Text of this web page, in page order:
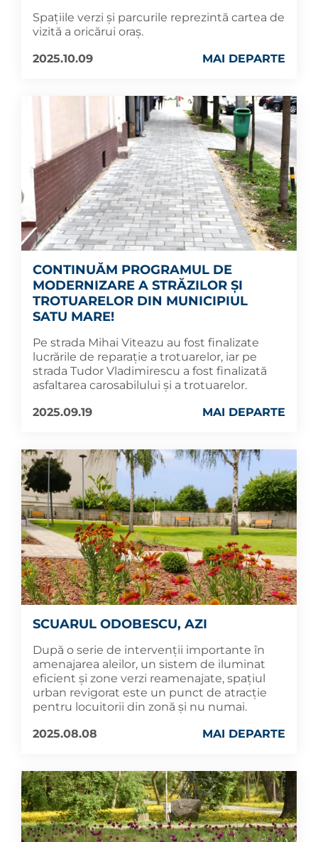
Spațiile verzi și parcurile reprezintă cartea de
vizită a oricărui oraş.
2025.10.09
MAI DEPARTE
CONTINUĂM PROGRAMUL DE
MODERNIZARE A STRĂZILOR ȘI
TROTUARELOR DIN MUNICIPIUL
SATU MARE!
Pe strada Mihai Viteazu au fost finalizate
lucrările de reparație a trotuarelor, iar pe
strada Tudor Vladimirescu a fost finalizată
asfaltarea carosabilului și a trotuarelor.
2025.09.19
MAI DEPARTE
SCUARUL ODOBESCU, AZI
După o serie de intervenții importante în
amenajarea aleilor, un sistem de iluminat
eficient și zone verzi reamenajate, spațiul
urban revigorat este un punct de atracție
pentru locuitorii din zonă și nu numai.
2025.08.08
MAI DEPARTE